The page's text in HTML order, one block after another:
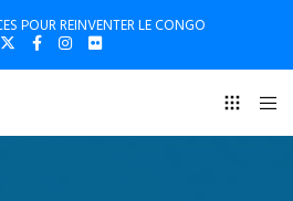
POUR REINVENTER LE CONGO